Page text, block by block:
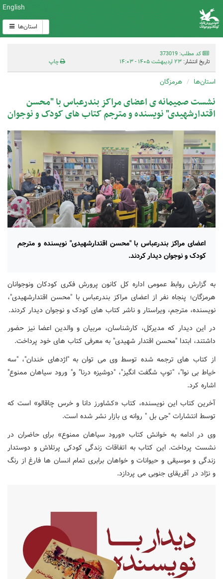
English
استان‌ها
کد مطلب: 373019
تاریخ انتشار: ۲۳ اردیبهشت ۱۴۰۵ - ۱۴:۰۳ چاپ
استان‌ها هرمزگان
نشست صمیمانه ی اعضای مراکز بندرعباس با "محسن
اقتدارشهیدی" نویسنده و مترجم کتاب های کودک و نوجوان
اعضای مراکز بندرعباس با "محسن اقتدارشهیدی" نویسنده و مترجم
کودک و نوجوان دیدار کردند.
به گزارش روابط عمومی اداره کل کانون پرورش فکری کودکان ونوجوانان
هرمزگان؛ پنجاه نفر از اعضای مراکز بندرعباس با "محسن اقتدارشهیدی"،
نویسنده، مترجم، ویراستار و ناشر کتاب های کودک و نوجوان دیدار کردند.
در این دیدار که مدیرکل، کارشناسان، مربیان و والدین اعضا نیز حضور
داشتند، ابتدا "محسن اقتدار شهیدی" به معرفی کتاب های خود پرداخت.
از کتاب های ترجمه شده توسط وی می توان به "اژدهای خندان"، "سه
خیاط بی نوا"، "توپ شگفت انگیز"، "دوشیزه درنا" و" ورود سیاهان ممنوع"
اشاره کرد.
آخرین کتاب این نویسنده، کتاب «کشاورز دانا و خرس چاقالو» است که
توسط انتشارات "جی بل " روانه ی بازار نشر شده است.
وی در ادامه به خوانش کتاب «ورود سیاهان ممنوع» برای حاضران در
نشست پرداخت. این کتاب به اتفاقات زندگی کودکی پرتلاش و دوستدار
زندگی و موسیقی و حیوانات و خواهان برابری تمام انسان ها فارغ از رنگ
و نژاد در آفریقای جنوبی می پردازد.